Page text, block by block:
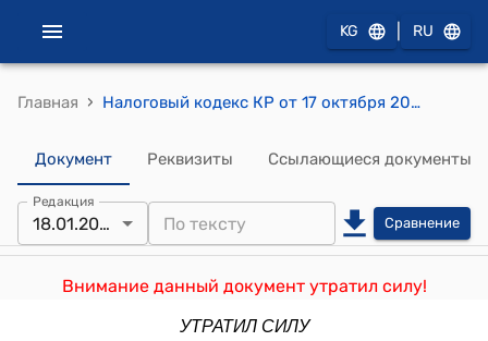
KG RU
Главная › Налоговый кодекс КР от 17 октября 2008 года № 230
Документ Реквизиты Ссылающиеся документы
Редакция
18.01.2022 Сравнение
Внимание данный документ утратил силу!